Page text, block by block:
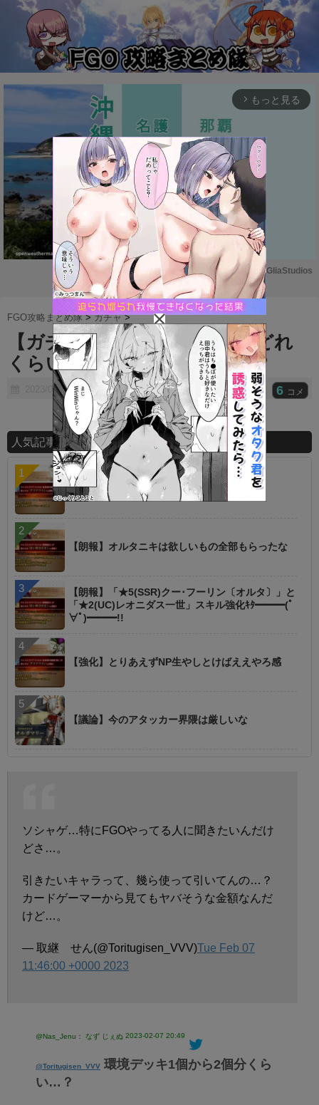
arrow_forward_ios もっと見る
M
u
t
e
Powered by GliaStudios
FGO攻略まとめ隊 >ガチャ >
【ガチャ】引きたいキャラにどれ
くらい課金してるの・・・・？
2023/02/07 6 コメ
人気記事ランキング
【議論】星１でこれは高レア超えた？
【朗報】オルタニキは欲しいもの全部もらったな
【朗報】「★5(SSR)クー･フーリン〔オルタ〕」と
「★2(UC)レオニダス一世」スキル強化ｷﾀ━━━(ﾟ
∀ﾟ)━━━!!
【強化】とりあえずNP生やしとけばええやろ感
【議論】今のアタッカー界隈は厳しいな
ソシャゲ…特にFGOやってる人に聞きたいんだけ
どさ…。
引きたいキャラって、幾ら使って引いてんの…？
カードゲーマーから見てもヤバそうな金額なんだ
けど…。
— 取継 せん(@Toritugisen_VVV)Tue Feb 07
11:46:00 +0000 2023
@Nas_Jenu： なず じぇぬ 2023-02-07 20:49
@Toritugisen_VVV 環境デッキ1個から2個分くら
い…？